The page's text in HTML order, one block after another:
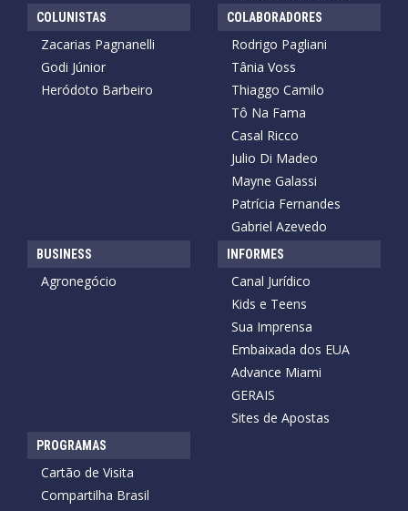
COLUNISTAS
Zacarias Pagnanelli
Godi Júnior
Heródoto Barbeiro
COLABORADORES
Rodrigo Pagliani
Tânia Voss
Thiaggo Camilo
Tô Na Fama
Casal Ricco
Julio Di Madeo
Mayne Galassi
Patrícia Fernandes
Gabriel Azevedo
BUSINESS
Agronegócio
INFORMES
Canal Jurídico
Kids e Teens
Sua Imprensa
Embaixada dos EUA
Advance Miami
GERAIS
Sites de Apostas
PROGRAMAS
Cartão de Visita
Compartilha Brasil